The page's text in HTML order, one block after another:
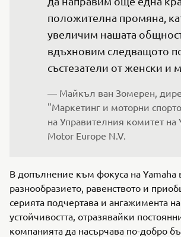
положителна промяна,
увеличим нашата
вдъхновим следващото
състезатели от женски и
— Майкъл ван Зомерен,
"Маркетинг и моторни
на Управителния комитет на
Motor Europe N.V.
В допълнение към фокуса на Yamaha
разнообразието, равенството и
серията подчертава и ангажимента
устойчивостта, отразявайки
компанията да насърчава по-добро